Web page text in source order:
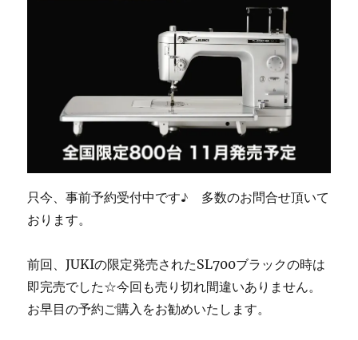
只今、事前予約受付中です♪ 多数のお問合せ頂いて
おります。
前回、JUKIの限定発売されたSL700ブラックの時は
即完売でした☆今回も売り切れ間違いありません。
お早目の予約ご購入をお勧めいたします。